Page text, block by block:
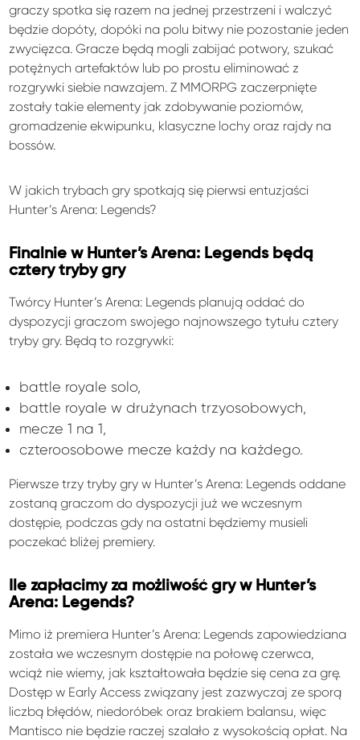
graczy spotka się razem na jednej przestrzeni i walczyć
będzie dopóty, dopóki na polu bitwy nie pozostanie jeden
zwycięzca. Gracze będą mogli zabijać potwory, szukać
potężnych artefaktów lub po prostu eliminować z
rozgrywki siebie nawzajem. Z MMORPG zaczerpnięte
zostały takie elementy jak zdobywanie poziomów,
gromadzenie ekwipunku, klasyczne lochy oraz rajdy na
bossów.
W jakich trybach gry spotkają się pierwsi entuzjaści
Hunter’s Arena: Legends?
Finalnie w Hunter’s Arena: Legends będą
cztery tryby gry
Twórcy Hunter’s Arena: Legends planują oddać do
dyspozycji graczom swojego najnowszego tytułu cztery
tryby gry. Będą to rozgrywki:
battle royale solo,
battle royale w drużynach trzyosobowych,
mecze 1 na 1,
czteroosobowe mecze każdy na każdego.
Pierwsze trzy tryby gry w Hunter’s Arena: Legends oddane
zostaną graczom do dyspozycji już we wczesnym
dostępie, podczas gdy na ostatni będziemy musieli
poczekać bliżej premiery.
Ile zapłacimy za możliwość gry w Hunter’s
Arena: Legends?
Mimo iż premiera Hunter’s Arena: Legends zapowiedziana
została we wczesnym dostępie na połowę czerwca,
wciąż nie wiemy, jak kształtowała będzie się cena za grę.
Dostęp w Early Access związany jest zazwyczaj ze sporą
liczbą błędów, niedoróbek oraz brakiem balansu, więc
Mantisco nie będzie raczej szalało z wysokością opłat. Na